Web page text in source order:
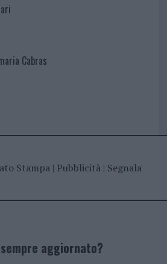
Cabras
Stampa| Pubblicità| Segnala
aggiornato?